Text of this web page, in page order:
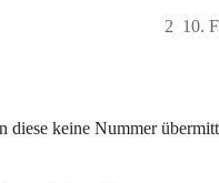
10.
2
diese keine Nummer